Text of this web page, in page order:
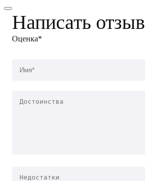
Написать отзыв
Оценка*